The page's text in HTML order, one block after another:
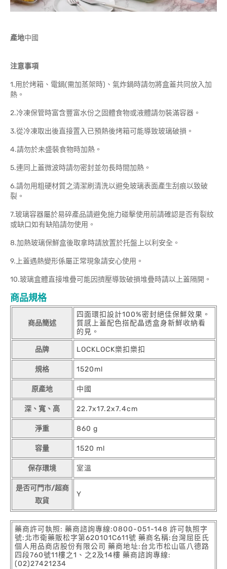
產地中國
注意事項
1.用於烤箱、電鍋(需加蒸架時)、氣炸鍋時請勿將盒蓋共同放入加
熱。
2.冷凍保管時富含豐富水份之固體食物或液體請勿裝滿容器。
3.從冷凍取出後直接置入已預熱後烤箱可能導致玻璃破損。
4.請勿於未盛裝食物時加熱。
5.連同上蓋微波時請勿密封並勿長時間加熱。
6.請勿用粗硬材質之清潔刷清洗以避免玻璃表面產生刮痕以致破
裂。
7.玻璃容器屬於易碎產品請避免施力碰擊使用前請確認是否有裂紋
或缺口如有缺陷請勿使用。
8.加熱玻璃保鮮盒後取拿時請放置於托盤上以利安全。
9.上蓋遇熱變形係屬正常現象請安心使用。
10.玻璃盒體直接堆疊可能因擠壓導致破損堆疊時請以上蓋隔開。
商品規格
商品簡述
四面環扣設計100%密封絕佳保鮮效果。
質感上蓋配色搭配晶透盒身新鮮收納看
的見。
品牌 LOCKLOCK樂扣樂扣
規格 1520ml
原產地 中國
深、寬、高 22.7x17.2x7.4cm
淨重 860 g
容量 1520 ml
保存環境 室溫
是否可門市/超商
取貨
Y
藥商許可執照: 藥商諮詢專線:0800-051-148 許可執照字
號:北市衛藥販松字第620101C611號 藥商名稱:台灣屈臣氏
個人用品商店股份有限公司 藥商地址:台北市松山區八德路
四段760號11樓之1、之2及14樓 藥商諮詢專線:
(02)27421234